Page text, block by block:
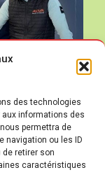
des technologies
informations des
permettra de
navigation ou les ID
retirer son
caractéristiques